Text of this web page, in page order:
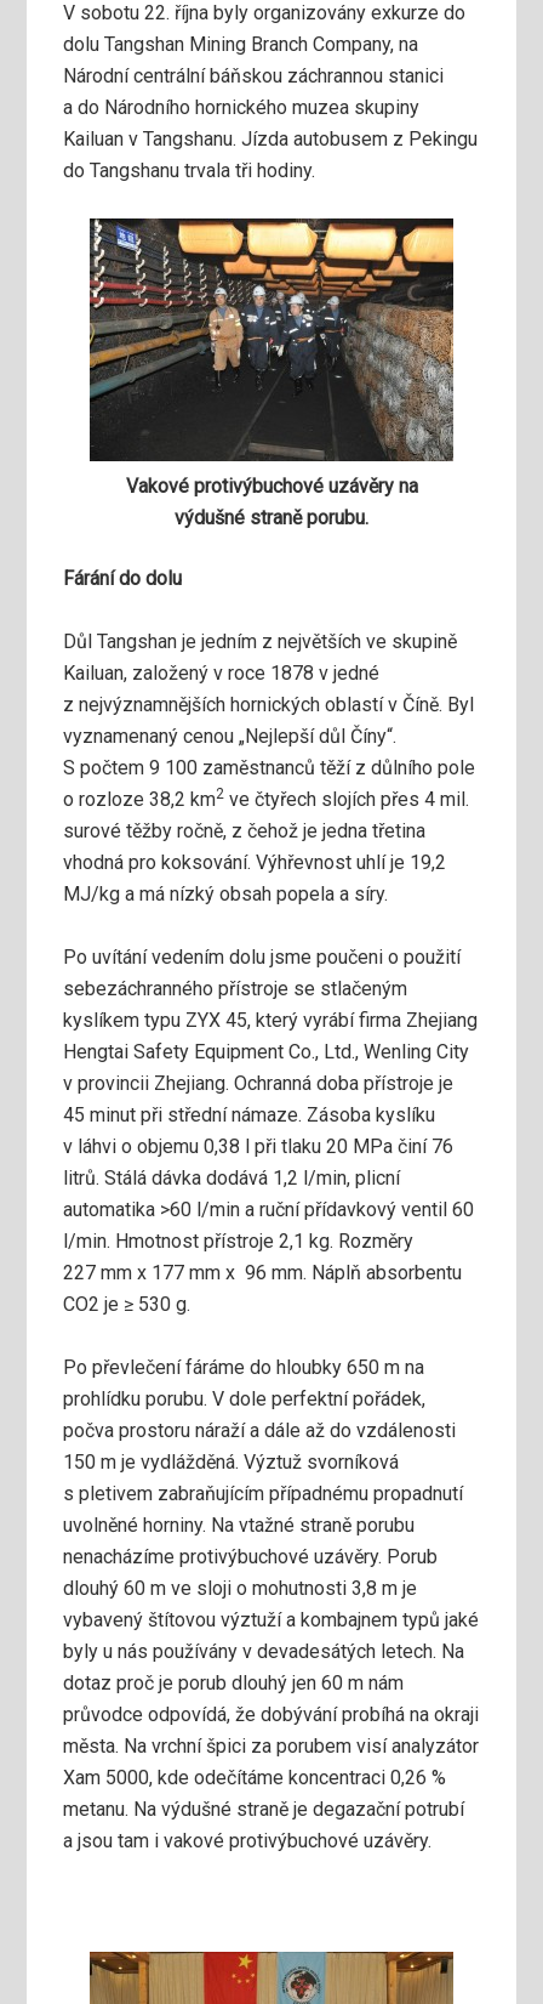
V sobotu 22. října byly organizovány exkurze do
dolu Tangshan Mining Branch Company, na
Národní centrální báňskou záchrannou stanici
a do Národního hornického muzea skupiny
Kailuan v Tangshanu. Jízda autobusem z Pekingu
do Tangshanu trvala tři hodiny.
Vakové protivýbuchové uzávěry na
výdušné straně porubu.
Fárání do dolu
Důl Tangshan je jedním z největších ve skupině
Kailuan, založený v roce 1878 v jedné
z nejvýznamnějších hornických oblastí v Číně. Byl
vyznamenaný cenou „Nejlepší důl Číny“.
S počtem 9 100 zaměstnanců těží z důlního pole
o rozloze 38,2 km2 ve čtyřech slojích přes 4 mil.
surové těžby ročně, z čehož je jedna třetina
vhodná pro koksování. Výhřevnost uhlí je 19,2
MJ/kg a má nízký obsah popela a síry.
Po uvítání vedením dolu jsme poučeni o použití
sebezáchranného přístroje se stlačeným
kyslíkem typu ZYX 45, který vyrábí firma Zhejiang
Hengtai Safety Equipment Co., Ltd., Wenling City
v provincii Zhejiang. Ochranná doba přístroje je
45 minut při střední námaze. Zásoba kyslíku
v láhvi o objemu 0,38 l při tlaku 20 MPa činí 76
litrů. Stálá dávka dodává 1,2 l/min, plicní
automatika >60 l/min a ruční přídavkový ventil 60
l/min. Hmotnost přístroje 2,1 kg. Rozměry
227 mm x 177 mm x 96 mm. Náplň absorbentu
CO2 je ≥ 530 g.
Po převlečení fáráme do hloubky 650 m na
prohlídku porubu. V dole perfektní pořádek,
počva prostoru náraží a dále až do vzdálenosti
150 m je vydlážděná. Výztuž svorníková
s pletivem zabraňujícím případnému propadnutí
uvolněné horniny. Na vtažné straně porubu
nenacházíme protivýbuchové uzávěry. Porub
dlouhý 60 m ve sloji o mohutnosti 3,8 m je
vybavený štítovou výztuží a kombajnem typů jaké
byly u nás používány v devadesátých letech. Na
dotaz proč je porub dlouhý jen 60 m nám
průvodce odpovídá, že dobývání probíhá na okraji
města. Na vrchní špici za porubem visí analyzátor
Xam 5000, kde odečítáme koncentraci 0,26 %
metanu. Na výdušné straně je degazační potrubí
a jsou tam i vakové protivýbuchové uzávěry.